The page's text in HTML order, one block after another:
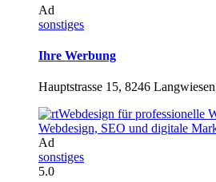
Ad
sonstiges
Ihre Werbung
Hauptstrasse 15, 8246
Ad
sonstiges
5.0